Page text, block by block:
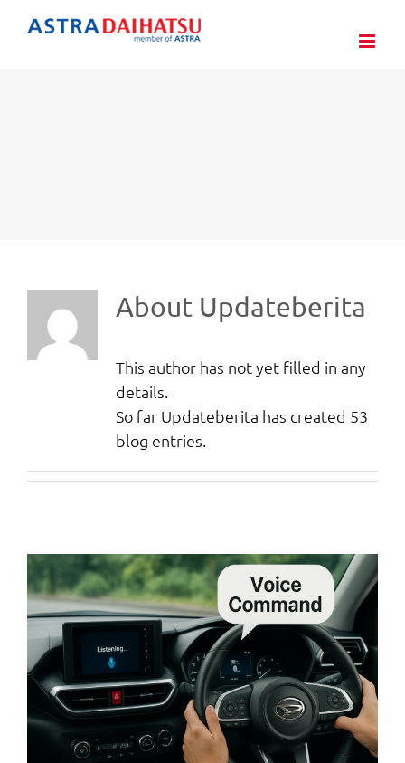
About Updateberita
This author has not yet filled in any
details.
So far Updateberita has created 53
blog entries.